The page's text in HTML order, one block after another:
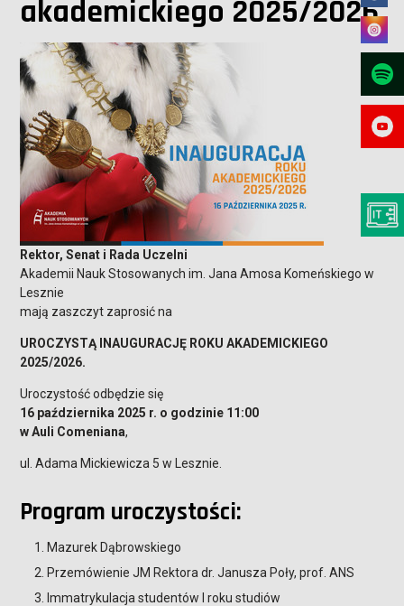
akademickiego 2025/2026
Rektor, Senat i Rada Uczelni
Akademii Nauk Stosowanych im. Jana Amosa Komeńskiego w
Lesznie
mają zaszczyt zaprosić na
UROCZYSTĄ INAUGURACJĘ ROKU AKADEMICKIEGO
2025/2026.
Uroczystość odbędzie się
16 października 2025 r. o godzinie 11:00
w Auli Comeniana,
ul. Adama Mickiewicza 5 w Lesznie.
Program uroczystości:
Mazurek Dąbrowskiego
Przemówienie JM Rektora dr. Janusza Poły, prof. ANS
Immatrykulacja studentów I roku studiów